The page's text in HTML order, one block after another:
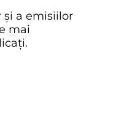
și a emisiilor
mai